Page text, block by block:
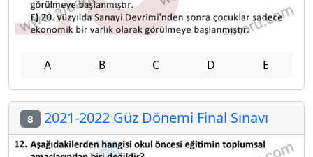
A B C D E
8 2021-2022 Güz Dönemi Final Sınavı